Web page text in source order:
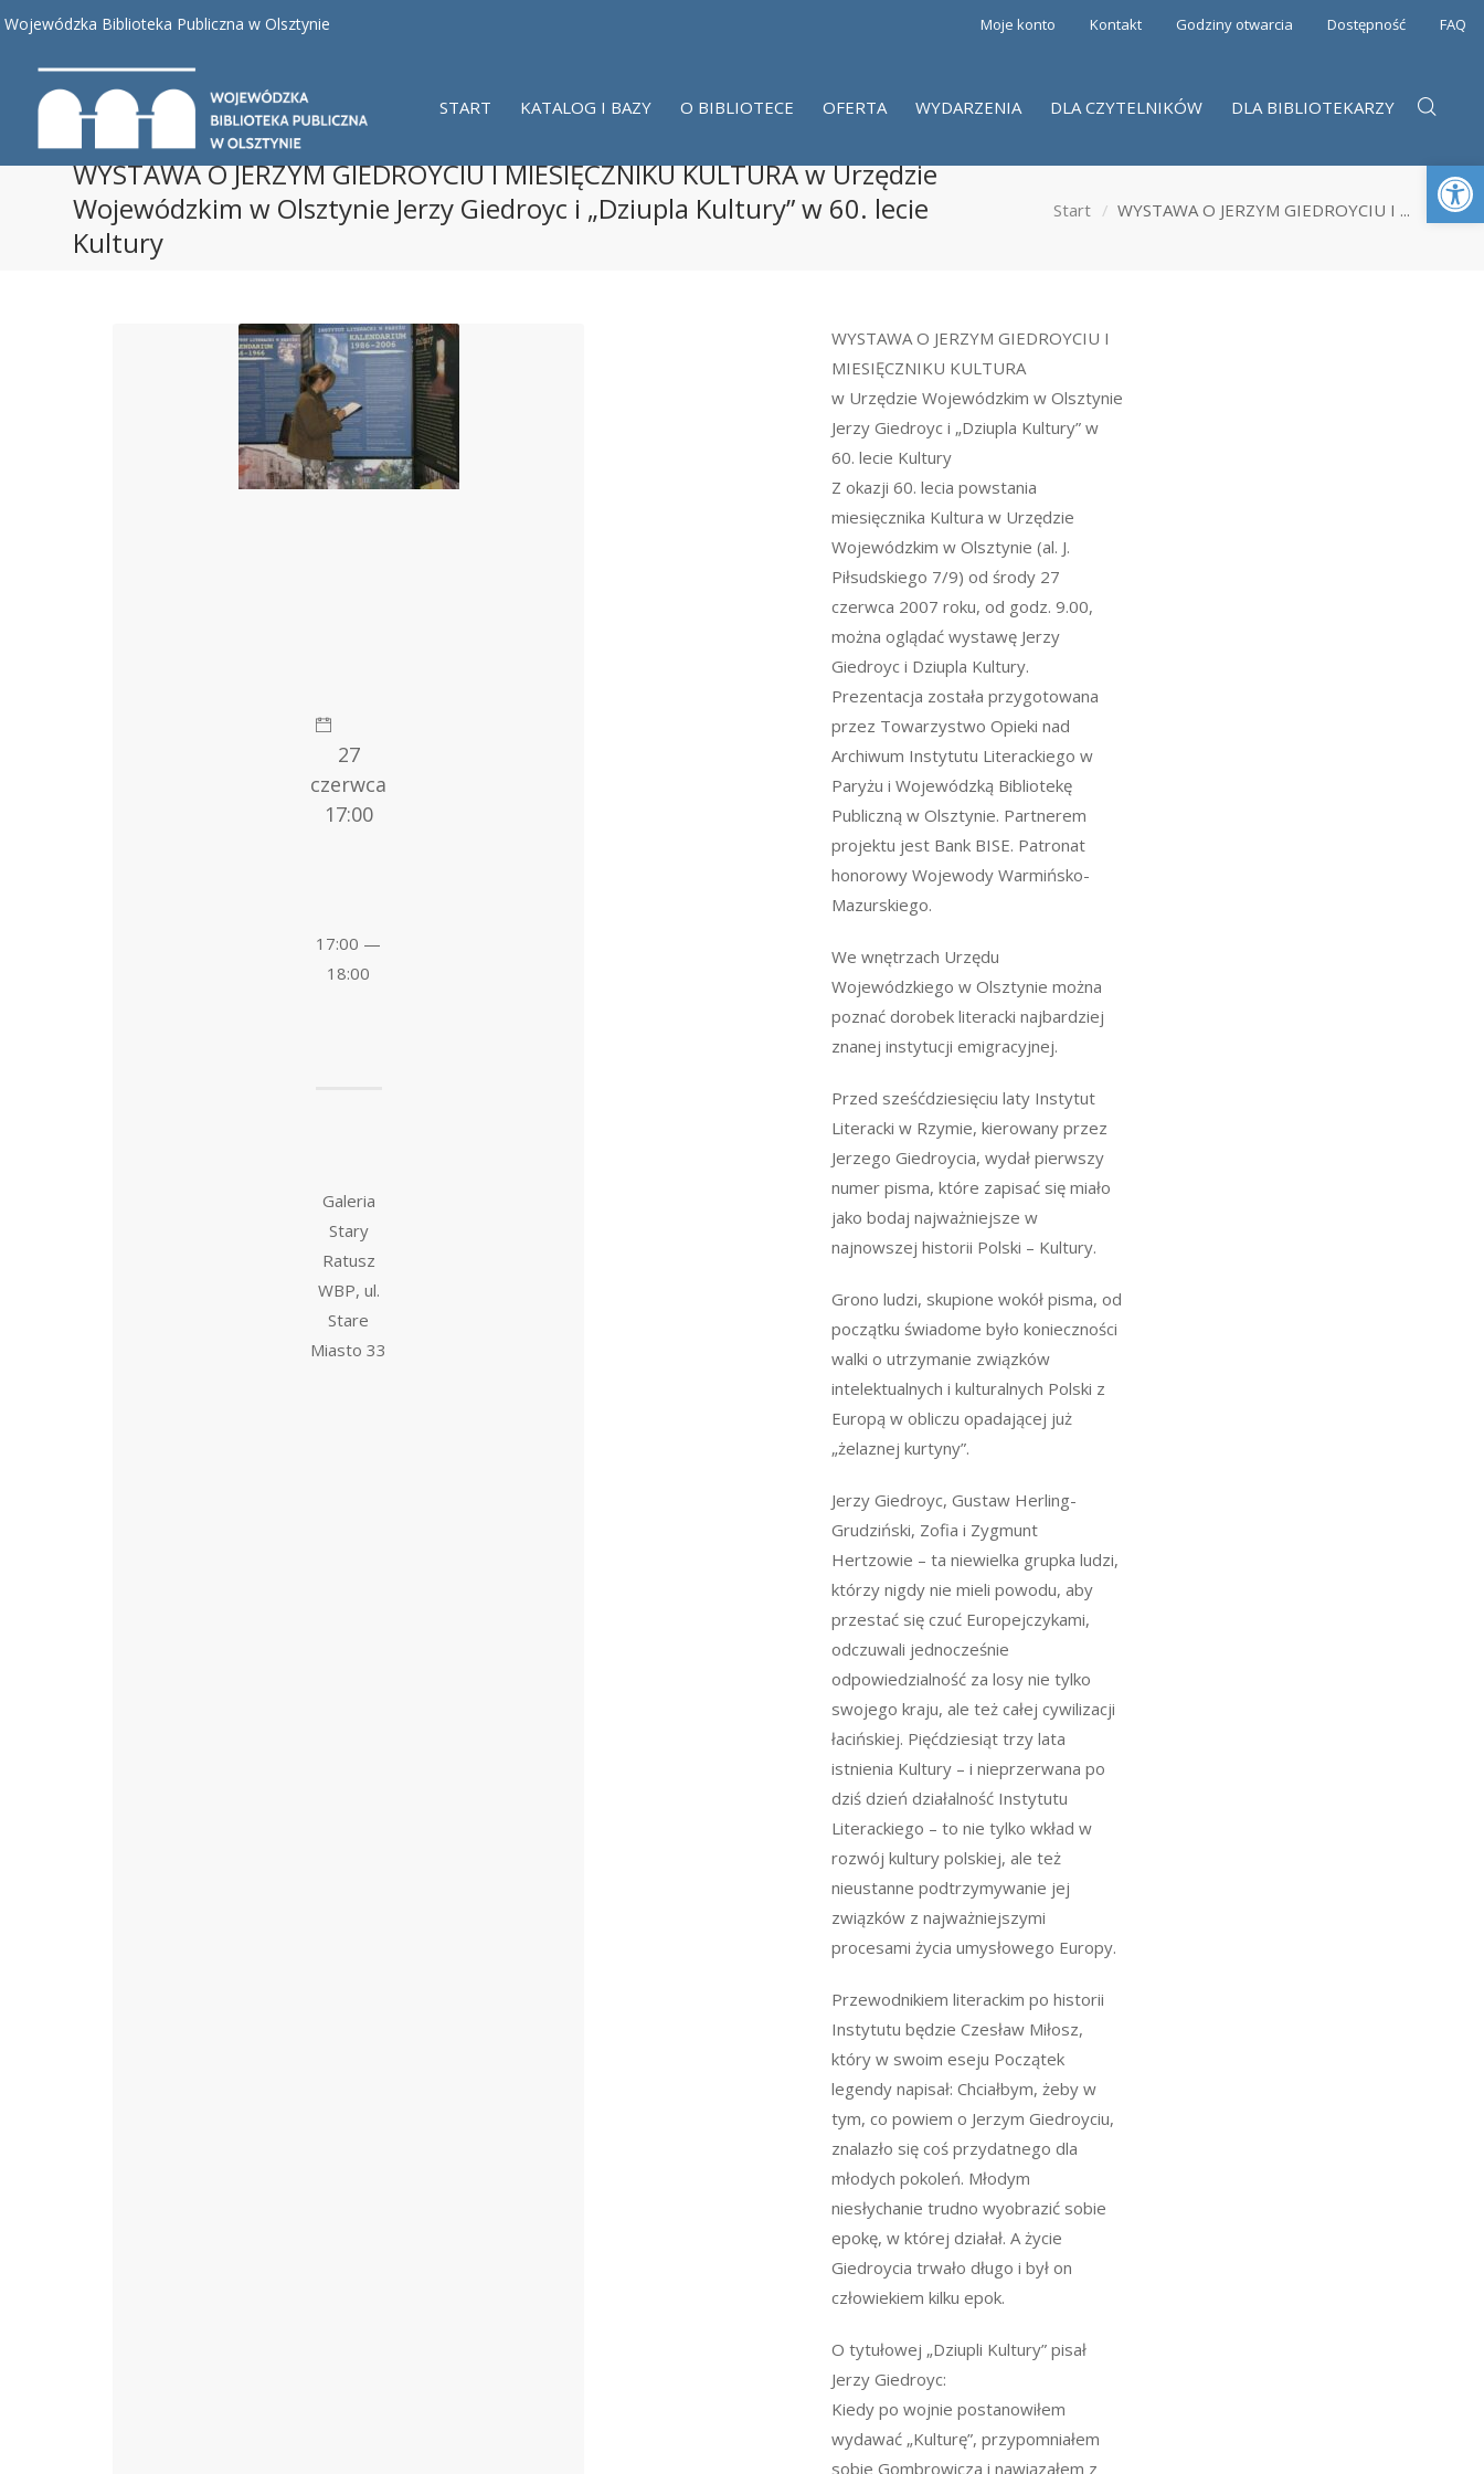
Wojewódzka Biblioteka Publiczna w Olsztynie Moje konto Kontakt Godziny otwarcia Dostępność FAQ
START KATALOG I BAZY O BIBLIOTECE OFERTA WYDARZENIA DLA CZYTELNIKÓW DLA BIBLIOTEKARZY
WYSTAWA O JERZYM GIEDROYCIU I MIESIĘCZNIKU KULTURA w Urzędzie
Wojewódzkim w Olsztynie Jerzy Giedroyc i „Dziupla Kultury” w 60. lecie
Kultury
Start WYSTAWA O JERZYM GIEDROYCIU I ...
WYSTAWA O JERZYM GIEDROYCIU I
MIESIĘCZNIKU KULTURA
w Urzędzie Wojewódzkim w Olsztynie
Jerzy Giedroyc i „Dziupla Kultury” w
60. lecie Kultury
Z okazji 60. lecia powstania
miesięcznika Kultura w Urzędzie
Wojewódzkim w Olsztynie (al. J.
Piłsudskiego 7/9) od środy 27
czerwca 2007 roku, od godz. 9.00,
można oglądać wystawę Jerzy
Giedroyc i Dziupla Kultury.
Prezentacja została przygotowana
przez Towarzystwo Opieki nad
Archiwum Instytutu Literackiego w
Paryżu i Wojewódzką Bibliotekę
Publiczną w Olsztynie. Partnerem
projektu jest Bank BISE. Patronat
honorowy Wojewody Warmińsko-
Mazurskiego.
We wnętrzach Urzędu
Wojewódzkiego w Olsztynie można
poznać dorobek literacki najbardziej
znanej instytucji emigracyjnej.
Przed sześćdziesięciu laty Instytut
Literacki w Rzymie, kierowany przez
Jerzego Giedroycia, wydał pierwszy
numer pisma, które zapisać się miało
jako bodaj najważniejsze w
najnowszej historii Polski – Kultury.
Grono ludzi, skupione wokół pisma, od
początku świadome było konieczności
walki o utrzymanie związków
intelektualnych i kulturalnych Polski z
Europą w obliczu opadającej już
„żelaznej kurtyny”.
Jerzy Giedroyc, Gustaw Herling-
Grudziński, Zofia i Zygmunt
Hertzowie – ta niewielka grupka ludzi,
którzy nigdy nie mieli powodu, aby
przestać się czuć Europejczykami,
odczuwali jednocześnie
odpowiedzialność za losy nie tylko
swojego kraju, ale też całej cywilizacji
łacińskiej. Pięćdziesiąt trzy lata
istnienia Kultury – i nieprzerwana po
dziś dzień działalność Instytutu
Literackiego – to nie tylko wkład w
rozwój kultury polskiej, ale też
nieustanne podtrzymywanie jej
związków z najważniejszymi
procesami życia umysłowego Europy.
Przewodnikiem literackim po historii
Instytutu będzie Czesław Miłosz,
który w swoim eseju Początek
legendy napisał: Chciałbym, żeby w
tym, co powiem o Jerzym Giedroyciu,
znalazło się coś przydatnego dla
młodych pokoleń. Młodym
niesłychanie trudno wyobrazić sobie
epokę, w której działał. A życie
Giedroycia trwało długo i był on
człowiekiem kilku epok.
O tytułowej „Dziupli Kultury” pisał
Jerzy Giedroyc:
Kiedy po wojnie postanowiłem
wydawać „Kulturę”, przypomniałem
sobie Gombrowicza i nawiązałem z
27
czerwca
17:00
17:00 —
18:00
Galeria
Stary
Ratusz
WBP, ul.
Stare
Miasto 33